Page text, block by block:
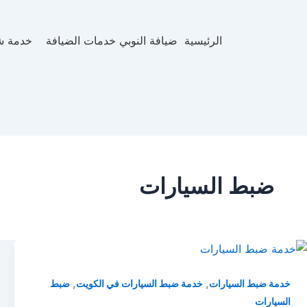
الرئيسية ضيافة النوبي خدمات الضيافة خدمة
ضبط السيارات
خدمة ضبط السيارات, خدمة ضبط السيارات في الكويت, ضبط
السيارات